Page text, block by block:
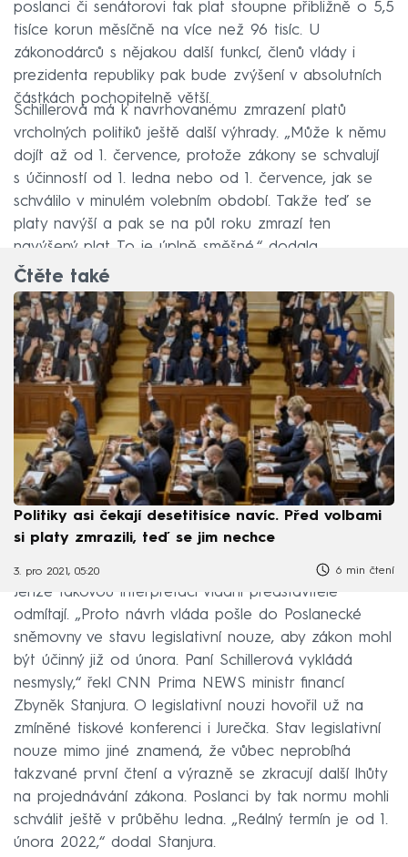
poslanci či senátorovi tak plat stoupne přibližně o 5,5
tisíce korun měsíčně na více než 96 tisíc. U
zákonodárců s nějakou další funkcí, členů vlády i
prezidenta republiky pak bude zvýšení v absolutních
částkách pochopitelně větší.
Schillerová má k navrhovanému zmrazení platů
vrcholných politiků ještě další výhrady. „Může k němu
dojít až od 1. července, protože zákony se schvalují
s účinností od 1. ledna nebo od 1. července, jak se
schválilo v minulém volebním období. Takže teď se
platy navýší a pak se na půl roku zmrazí ten
navýšený plat. To je úplně směšné,“ dodala.
Čtěte také
Politiky asi čekají desetitisíce navíc. Před volbami
si platy zmrazili, teď se jim nechce
3. pro 2021, 05:20 6 min čtení
Jenže takovou interpretaci vládní představitelé
odmítají. „Proto návrh vláda pošle do Poslanecké
sněmovny ve stavu legislativní nouze, aby zákon mohl
být účinný již od února. Paní Schillerová vykládá
nesmysly,“ řekl CNN Prima NEWS ministr financí
Zbyněk Stanjura. O legislativní nouzi hovořil už na
zmíněné tiskové konferenci i Jurečka. Stav legislativní
nouze mimo jiné znamená, že vůbec neprobíhá
takzvané první čtení a výrazně se zkracují další lhůty
na projednávání zákona. Poslanci by tak normu mohli
schválit ještě v průběhu ledna. „Reálný termín je od 1.
února 2022,“ dodal Stanjura.